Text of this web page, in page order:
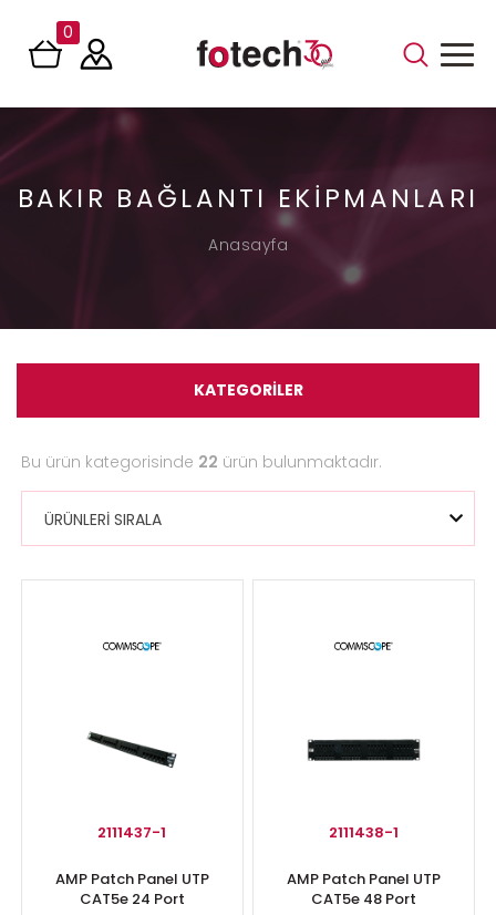
0
BAKIR BAĞLANTI EKIPMANLARI
Anasayfa
KATEGORİLER
Bu ürün kategorisinde 22 ürün bulunmaktadır.
ÜRÜNLERİ SIRALA
2111437-1
AMP Patch Panel UTP
CAT5e 24 Port
2111438-1
AMP Patch Panel UTP
CAT5e 48 Port